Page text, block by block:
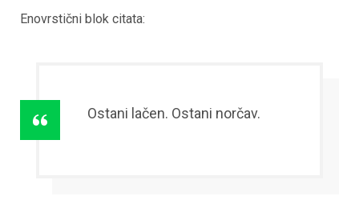
Enovrstični blok citata:
Ostani lačen. Ostani norčav.